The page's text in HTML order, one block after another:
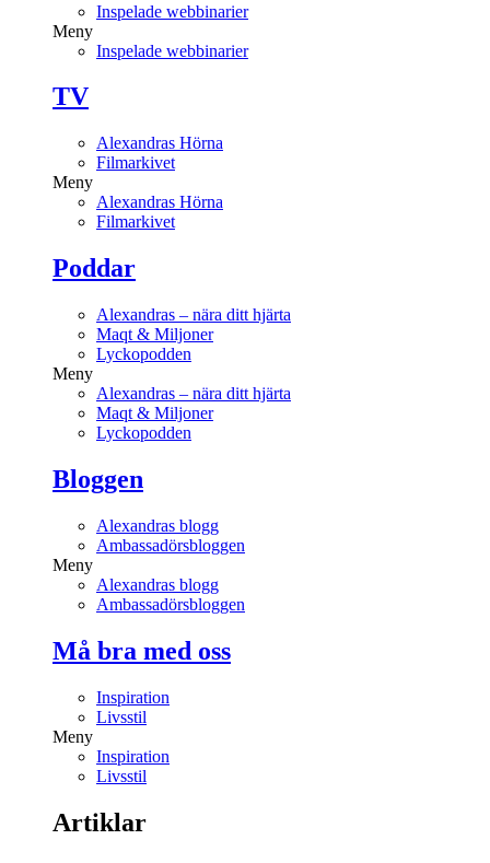
Inspelade webbinarier
Meny
Inspelade webbinarier
TV
Alexandras Hörna
Filmarkivet
Meny
Alexandras Hörna
Filmarkivet
Poddar
Alexandras – nära ditt hjärta
Maqt & Miljoner
Lyckopodden
Meny
Alexandras – nära ditt hjärta
Maqt & Miljoner
Lyckopodden
Bloggen
Alexandras blogg
Ambassadörsbloggen
Meny
Alexandras blogg
Ambassadörsbloggen
Må bra med oss
Inspiration
Livsstil
Meny
Inspiration
Livsstil
Artiklar